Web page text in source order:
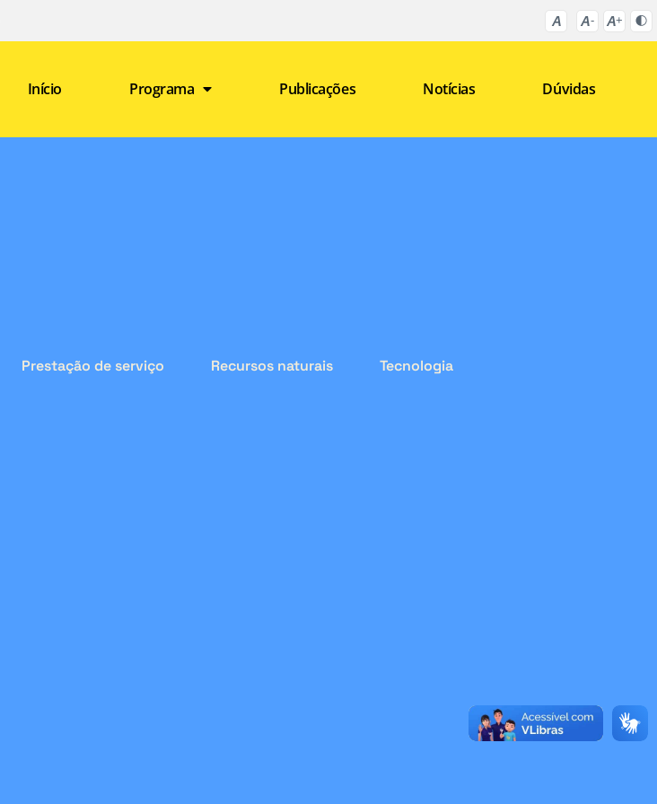
Início Programa Publicações Notícias Dúvidas
Prestação de serviço Recursos naturais Tecnologia